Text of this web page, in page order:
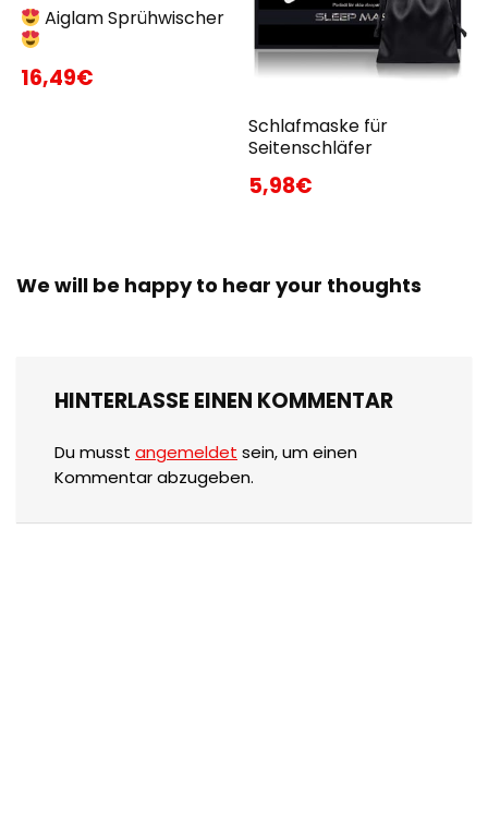
Aiglam Sprühwischer
16,49€
Schlafmaske für
Seitenschläfer
5,98€
We will be happy to hear your thoughts
HINTERLASSE EINEN KOMMENTAR
Du musst angemeldet sein, um einen
Kommentar abzugeben.